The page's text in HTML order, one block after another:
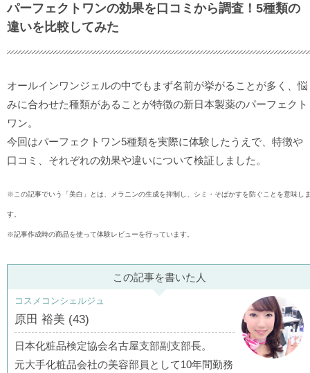
パーフェクトワンの効果を口コミから調査！5種類の
違いを比較してみた
オールインワンジェルの中でもまず名前が挙がることが多く、悩
みに合わせた種類があることが特徴の新日本製薬のパーフェクト
ワン。
今回はパーフェクトワン5種類を実際に体験したうえで、特徴や
口コミ、それぞれの効果や違いについて検証しました。
※この記事でいう「美白」とは、メラニンの生成を抑制し、シミ・そばかすを防ぐことを意味し
す。
※記事作成時の商品を使って体験レビューを行っています。
この記事を書いた人
コスメコンシェルジュ
原田 裕美 (43)
日本化粧品検定協会名古屋支部副支部長 。
元大手化粧品会社の美容部員として10年間勤務